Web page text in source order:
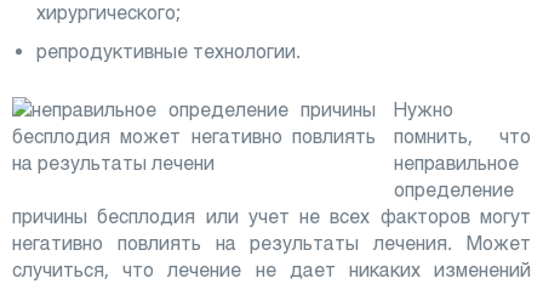
хирургического;
репродуктивные технологии.
Нужно
помнить, что
неправильное
определение
причины бесплодия или учет не всех факторов могут
негативно повлиять на результаты лечения. Может
случиться, что лечение не дает никаких изменений